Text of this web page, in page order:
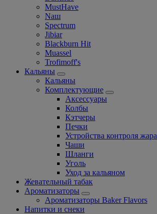
MustHave
Nаш
Spectrum
Jibiar
Blackburn Hit
Muassel
Trofimoff's
Кальяны
Кальяны
Комплектующие
Аксессуары
Колбы
Кэтчеры
Печки
Устройства контроля жара
Чаши
Шланги
Уголь
Уход за кальяном
Жевательный табак
Ароматизаторы
Ароматизаторы Baker Flavors
Напитки и снеки